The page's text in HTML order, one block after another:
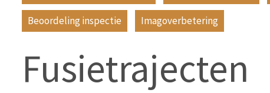
Beoordeling inspectie Imagoverbetering
Fusietrajecten